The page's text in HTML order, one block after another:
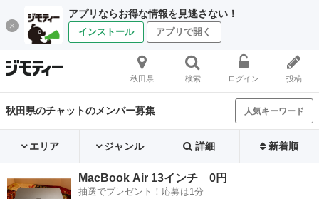
アプリならお得な情報を見逃さない！
インストール アプリで開く
秋田県 検索 ログイン 投稿
秋田県のチャットのメンバー募集 人気キーワード
エリア ジャンル 詳細 新着順
MacBook Air 13インチ 0円
抽選でプレゼント！応募は1分